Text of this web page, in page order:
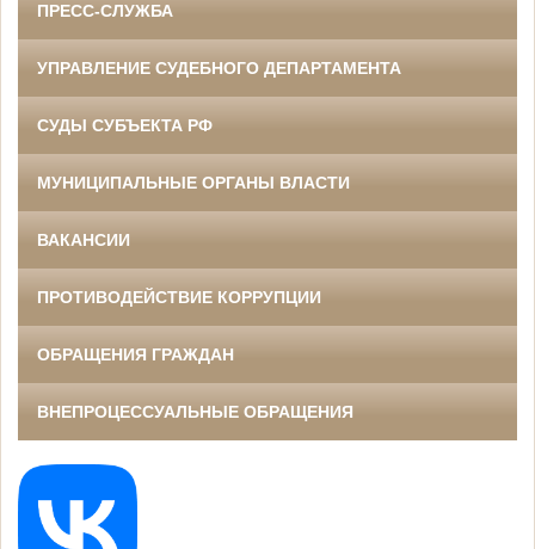
ПРЕСС-СЛУЖБА
УПРАВЛЕНИЕ СУДЕБНОГО ДЕПАРТАМЕНТА
СУДЫ СУБЪЕКТА РФ
МУНИЦИПАЛЬНЫЕ ОРГАНЫ ВЛАСТИ
ВАКАНСИИ
ПРОТИВОДЕЙСТВИЕ КОРРУПЦИИ
ОБРАЩЕНИЯ ГРАЖДАН
ВНЕПРОЦЕССУАЛЬНЫЕ ОБРАЩЕНИЯ